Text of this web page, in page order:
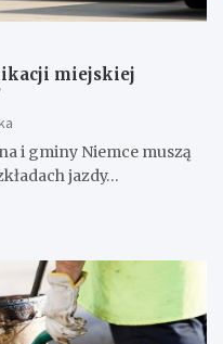
miejskiej
i gminy Niemce muszą
jazdy…